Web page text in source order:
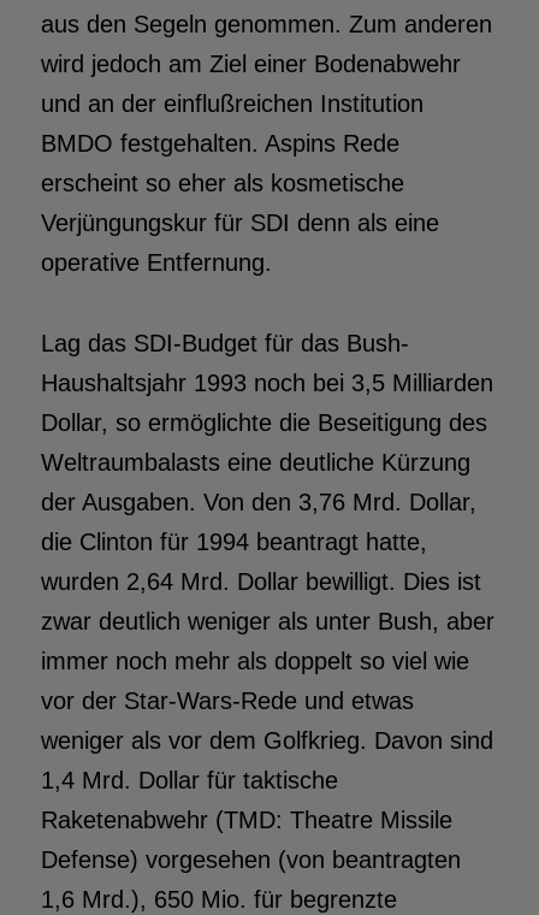
aus den Segeln genommen. Zum anderen
wird jedoch am Ziel einer Bodenabwehr
und an der einflußreichen Institution
BMDO festgehalten. Aspins Rede
erscheint so eher als kosmetische
Verjüngungskur für SDI denn als eine
operative Entfernung.
Lag das SDI-Budget für das Bush-
Haushaltsjahr 1993 noch bei 3,5 Milliarden
Dollar, so ermöglichte die Beseitigung des
Weltraumbalasts eine deutliche Kürzung
der Ausgaben. Von den 3,76 Mrd. Dollar,
die Clinton für 1994 beantragt hatte,
wurden 2,64 Mrd. Dollar bewilligt. Dies ist
zwar deutlich weniger als unter Bush, aber
immer noch mehr als doppelt so viel wie
vor der Star-Wars-Rede und etwas
weniger als vor dem Golfkrieg. Davon sind
1,4 Mrd. Dollar für taktische
Raketenabwehr (TMD: Theatre Missile
Defense) vorgesehen (von beantragten
1,6 Mrd.), 650 Mio. für begrenzte